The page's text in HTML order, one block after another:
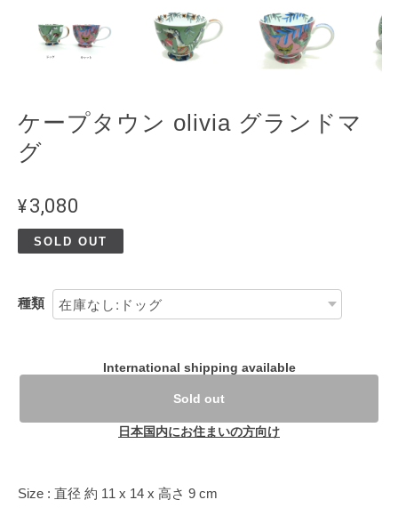
ケープタウン olivia グランドマ
グ
¥3,080
SOLD OUT
種類
International shipping available
Sold out
日本国内にお住まいの方向け
Size : 直径 約 11 x 14 x 高さ 9 cm